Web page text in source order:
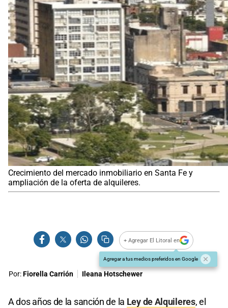
Crecimiento del mercado inmobiliario en Santa Fe y
ampliación de la oferta de alquileres.
+ Agregar El Litoral en
Agregar a tus medios preferidos en Google
Por:Fiorella Carrión Ileana Hotschewer
A dos años de la sanción de la Ley de Alquileres, el